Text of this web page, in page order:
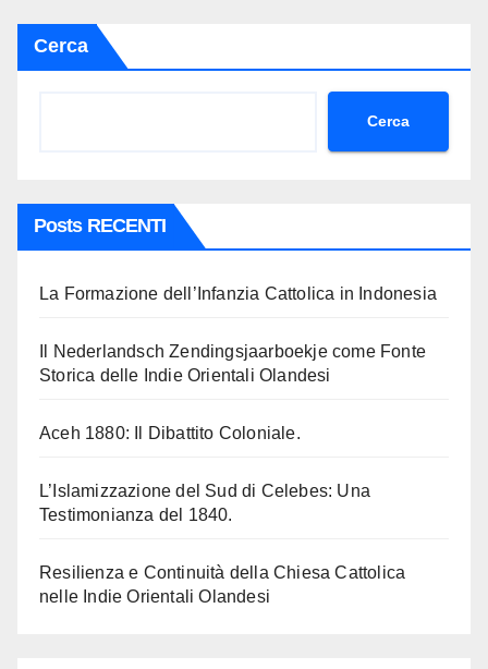
Cerca
Cerca
Posts RECENTI
La Formazione dell’Infanzia Cattolica in Indonesia
Il Nederlandsch Zendingsjaarboekje come Fonte
Storica delle Indie Orientali Olandesi
Aceh 1880: Il Dibattito Coloniale.
L’Islamizzazione del Sud di Celebes: Una
Testimonianza del 1840.
Resilienza e Continuità della Chiesa Cattolica
nelle Indie Orientali Olandesi